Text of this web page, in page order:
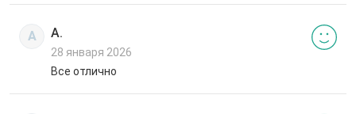
А А.
28 января 2026
Все отлично